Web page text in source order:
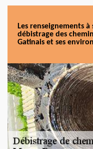
Les renseignements
débistrage des
Gatinais et ses